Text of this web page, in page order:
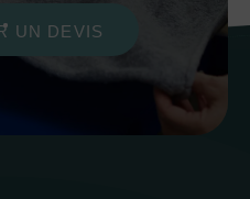
UN DEVIS